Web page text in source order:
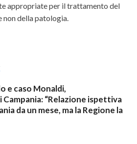
appropriate per il trattamento del
non della patologia.
e caso Monaldi,
“Relazione ispettiva
da un mese, ma la Regione la